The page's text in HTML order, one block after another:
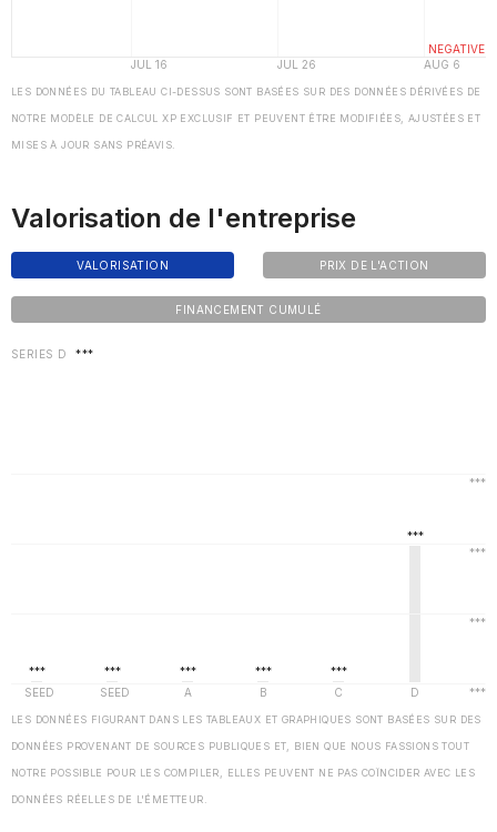
LES DONNÉES DU TABLEAU CI-DESSUS SONT BASÉES SUR DES DONNÉES DÉRIVÉES DE
NOTRE MODÈLE DE CALCUL XP EXCLUSIF ET PEUVENT ÊTRE MODIFIÉES, AJUSTÉES ET
MISES À JOUR SANS PRÉAVIS.
Valorisation de l'entreprise
VALORISATION PRIX DE L'ACTION
FINANCEMENT CUMULÉ
SERIES D ***
LES DONNÉES FIGURANT DANS LES TABLEAUX ET GRAPHIQUES SONT BASÉES SUR DES
DONNÉES PROVENANT DE SOURCES PUBLIQUES ET, BIEN QUE NOUS FASSIONS TOUT
NOTRE POSSIBLE POUR LES COMPILER, ELLES PEUVENT NE PAS COÏNCIDER AVEC LES
DONNÉES RÉELLES DE L'ÉMETTEUR.